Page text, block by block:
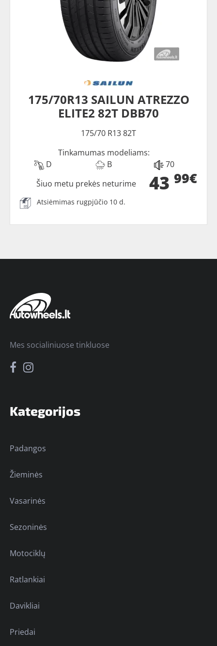
175/70R13 SAILUN ATREZZO
ELITE2 82T DBB70
175/70 R13 82T
Tinkamumas modeliams:
D
B 70
43 99€
Šiuo metu prekės neturime
Atsiėmimas rugpjūčio 10 d.
Kategorijos
Padangos
Žieminės
Vasarinės
Sezoninės
Motociklų
Ratlankiai
Davikliai
Priedai
Mes socialiniuose tinkluose